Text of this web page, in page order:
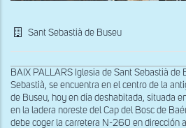
Sant Sebastià de Buseu
BAIX PALLARS Iglesia de Sant Sebastià de
Sebastià, se encuentra en el centro de la
de Buseu, hoy en día deshabitada, situada
en la ladera noreste del Cap del Bosc de
debe coger la carretera N-260 en dirección